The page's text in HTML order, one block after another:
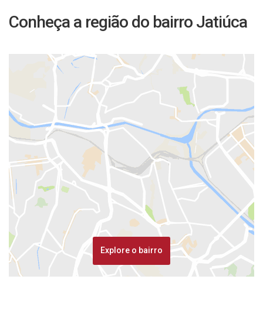
Conheça a região do bairro Jatiúca
Explore o bairro